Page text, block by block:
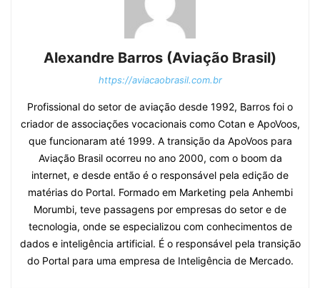
Alexandre Barros (Aviação Brasil)
https://aviacaobrasil.com.br
Profissional do setor de aviação desde 1992, Barros foi o
criador de associações vocacionais como Cotan e ApoVoos,
que funcionaram até 1999. A transição da ApoVoos para
Aviação Brasil ocorreu no ano 2000, com o boom da
internet, e desde então é o responsável pela edição de
matérias do Portal. Formado em Marketing pela Anhembi
Morumbi, teve passagens por empresas do setor e de
tecnologia, onde se especializou com conhecimentos de
dados e inteligência artificial. É o responsável pela transição
do Portal para uma empresa de Inteligência de Mercado.